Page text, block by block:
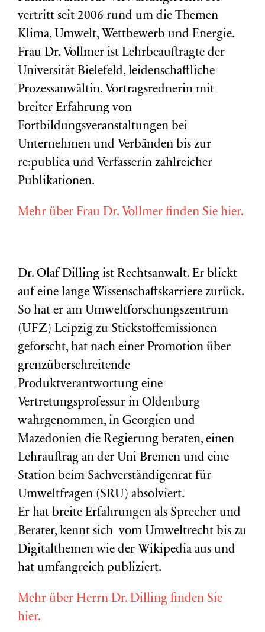
vertritt seit 2006 rund um die Themen
Klima, Umwelt, Wettbewerb und Energie.
Frau Dr. Vollmer ist Lehrbeauftragte der
Universität Bielefeld, leidenschaftliche
Prozessanwältin, Vortragsrednerin mit
breiter Erfahrung von
Fortbildungsveranstaltungen bei
Unternehmen und Verbänden bis zur
re:publica und Verfasserin zahlreicher
Publikationen.
Mehr über Frau Dr. Vollmer finden Sie hier.
Dr. Olaf Dilling ist Rechtsanwalt. Er blickt
auf eine lange Wissenschaftskarriere zurück.
So hat er am Umweltforschungszentrum
(UFZ) Leipzig zu Stickstoffemissionen
geforscht, hat nach einer Promotion über
grenzüberschreitende
Produktverantwortung eine
Vertretungsprofessur in Oldenburg
wahrgenommen, in Georgien und
Mazedonien die Regierung beraten, einen
Lehrauftrag an der Uni Bremen und eine
Station beim Sachverständigenrat für
Umweltfragen (SRU) absolviert.
Er hat breite Erfahrungen als Sprecher und
Berater, kennt sich vom Umweltrecht bis zu
Digitalthemen wie der Wikipedia aus und
hat umfangreich publiziert.
Mehr über Herrn Dr. Dilling finden Sie
hier.